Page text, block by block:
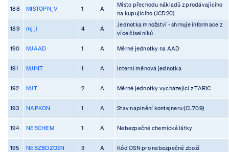
188 MISTOPN_V 1 A
Místo přechodu nákladů z prodávajícího
na kupujícího (JCD20)
189 mj_i 4 A
Jednotka množství - shrnuje informace z
více číselníků
190 MJAAD 1 A Měrné jednotky na AAD
191 MJINT 1 A Interní měnová jednotka
192 MJT 2 A Měrné jednotky vycházející z TARIC
193 NAPKON 1 A Stav naplnění kontejneru (CL709)
194 NEBCHEM 1 A Nebezpečné chemické látky
195 NEBZBOZOSN 3 A Kód OSN pro nebezpečné zboží